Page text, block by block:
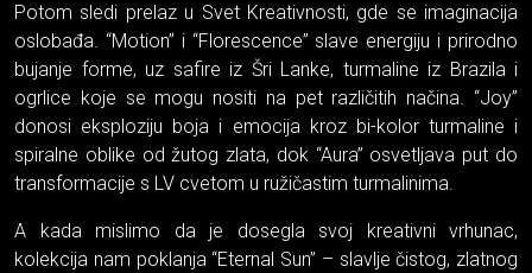
Potom sledi prelaz u Svet Kreativnosti, gde se imaginacija
oslobađa. “Motion” i “Florescence” slave energiju i prirodno
bujanje forme, uz safire iz Šri Lanke, turmaline iz Brazila i
ogrlice koje se mogu nositi na pet različitih načina. “Joy”
donosi eksploziju boja i emocija kroz bi-kolor turmaline i
spiralne oblike od žutog zlata, dok “Aura” osvetljava put do
transformacije s LV cvetom u ružičastim turmalinima.
A kada mislimo da je dosegla svoj kreativni vrhunac,
kolekcija nam poklanja “Eternal Sun” – slavlje čistog, zlatnog